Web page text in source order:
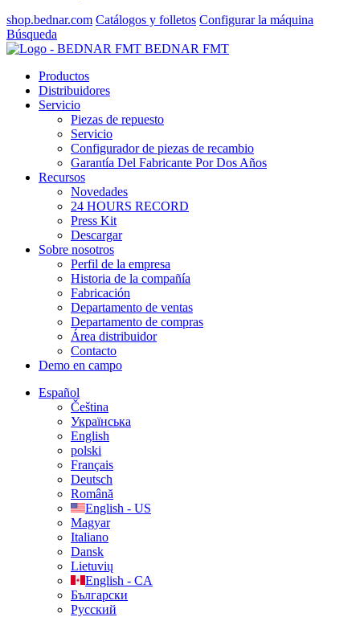
shop.bednar.com Catálogos y folletos Configurar la máquina
Búsqueda
BEDNAR FMT
Productos
Distribuidores
Servicio
Piezas de repuesto
Servicio
Configurador de piezas de recambio
Garantía Del Fabricante Por Dos Años
Recursos
Novedades
24 HOURS RECORD
Press Kit
Descargar
Sobre nosotros
Perfil de la empresa
Historia de la compañía
Fabricación
Departamento de ventas
Departamento de compras
Área distribuidor
Contacto
Demo en campo
Español
Čeština
Українська
English
polski
Français
Deutsch
Română
English - US
Magyar
Italiano
Dansk
Lietuvių
English - CA
Български
Русский